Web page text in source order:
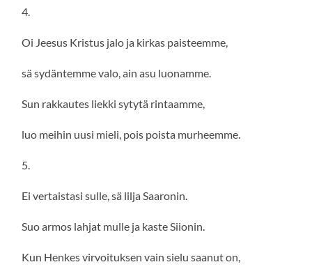
4.
Oi Jeesus Kristus jalo ja kirkas paisteemme,
sä sydäntemme valo, ain asu luonamme.
Sun rakkautes liekki sytytä rintaamme,
luo meihin uusi mieli, pois poista murheemme.
5.
Ei vertaistasi sulle, sä lilja Saaronin.
Suo armos lahjat mulle ja kaste Siionin.
Kun Henkes virvoituksen vain sielu saanut on,